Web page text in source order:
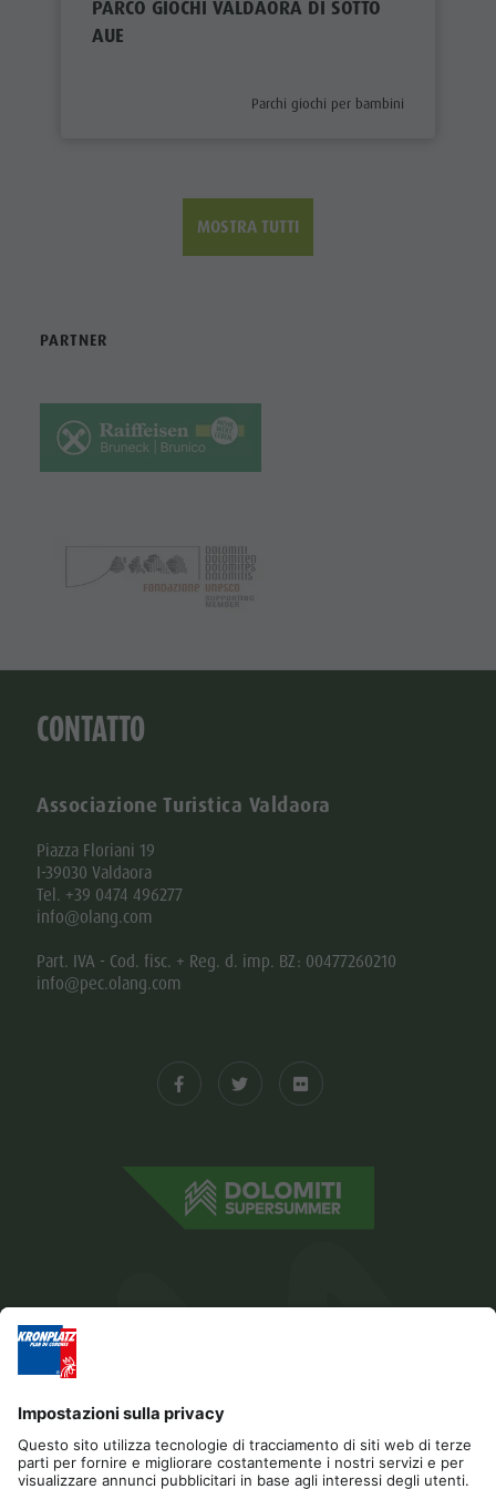
PARCO GIOCHI VALDAORA DI SOTTO
AUE
aria.poi_category_prefix
Parchi giochi per bambini
MOSTRA TUTTI
PARTNER
CONTATTO
Associazione Turistica Valdaora
Piazza Floriani 19
I-39030 Valdaora
Tel. +39 0474 496277
info@olang.com
Part. IVA - Cod. fisc. + Reg. d. imp. BZ: 00477260210
info@pec.olang.com
Editoria Privacy Dichiarazione di accessibilità
Contatto